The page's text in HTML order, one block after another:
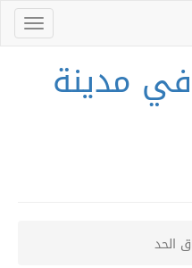
مدينة
الحد